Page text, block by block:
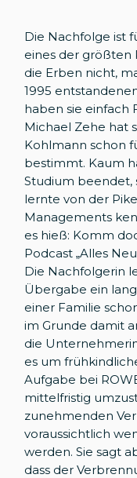
Die Nachfolge ist
eines der größten
die Erben nicht,
1995
haben sie einfach
Michael Zehe hat
Kohlmann schon
bestimmt. Kaum
Studium beendet,
lernte von der
Managements
es hieß: Komm
Podcast „Alles
Die Nachfolgerin
Übergabe ein
einer Familie
im Grunde damit
die
es um
Aufgabe bei
mittelfristig
zunehmenden
voraussichtlich
werden. Sie sagt
dass der